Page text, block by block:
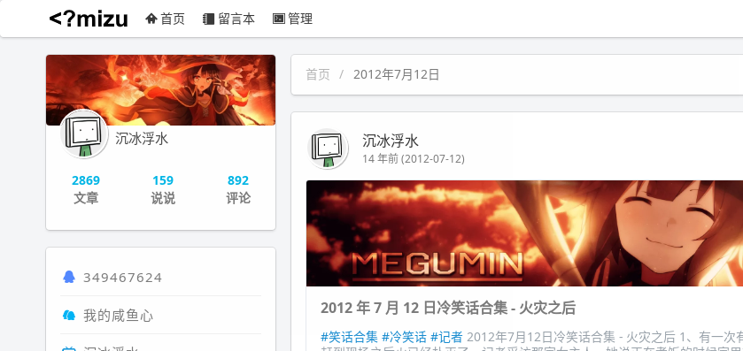
沉冰浮水 首页 留言本 管理
首页 2012年7月12日
沉冰浮水
14 年前 (2012-07-12)
2012 年 7 月 12 日冷笑话合集 - 火灾之后
#笑话合集 #冷笑话 #记者 2012年7月12日冷笑话合集 - 火灾之后 1、有一次
沉冰浮水
2869
文章
159
说说
892
评论
349467624
我的咸鱼心